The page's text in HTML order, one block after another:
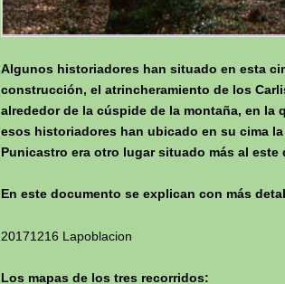
Algunos historiadores han situado en esta
construcción, el atrincheramiento de los
alrededor de la cúspide de la montaña, en la
esos historiadores han ubicado en su cima
Punicastro era otro lugar situado más al
En este documento se explican con más
20171216 Lapoblacion
Los mapas de los tres recorridos: